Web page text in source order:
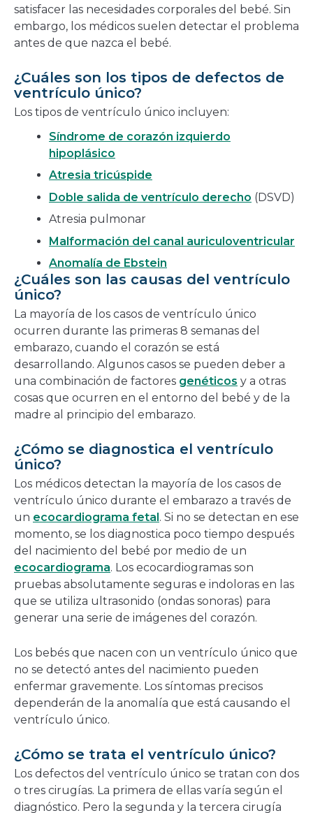
satisfacer las necesidades corporales del bebé. Sin
embargo, los médicos suelen detectar el problema
antes de que nazca el bebé.
¿Cuáles son los tipos de defectos de
ventrículo único?
Los tipos de ventrículo único incluyen:
Síndrome de corazón izquierdo
hipoplásico
Atresia tricúspide
Doble salida de ventrículo derecho (DSVD)
Atresia pulmonar
Malformación del canal auriculoventricular
Anomalía de Ebstein
¿Cuáles son las causas del ventrículo
único?
La mayoría de los casos de ventrículo único
ocurren durante las primeras 8 semanas del
embarazo, cuando el corazón se está
desarrollando. Algunos casos se pueden deber a
una combinación de factores genéticos y a otras
cosas que ocurren en el entorno del bebé y de la
madre al principio del embarazo.
¿Cómo se diagnostica el ventrículo
único?
Los médicos detectan la mayoría de los casos de
ventrículo único durante el embarazo a través de
un ecocardiograma fetal . Si no se detectan en ese
momento, se los diagnostica poco tiempo después
del nacimiento del bebé por medio de un
ecocardiograma. Los ecocardiogramas son
pruebas absolutamente seguras e indoloras en las
que se utiliza ultrasonido (ondas sonoras) para
generar una serie de imágenes del corazón.
Los bebés que nacen con un ventrículo único que
no se detectó antes del nacimiento pueden
enfermar gravemente. Los síntomas precisos
dependerán de la anomalía que está causando el
ventrículo único.
¿Cómo se trata el ventrículo único?
Los defectos del ventrículo único se tratan con dos
o tres cirugías. La primera de ellas varía según el
diagnóstico. Pero la segunda y la tercera cirugía